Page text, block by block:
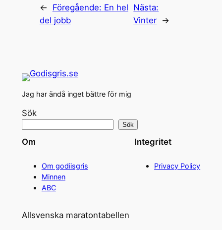
← Föregående: En hel
del jobb
Nästa:
Vinter →
Jag har ändå inget bättre för mig
Sök
Sök
Om
Om godiisgris
Minnen
ABC
Integritet
Privacy Policy
Allsvenska maratontabellen